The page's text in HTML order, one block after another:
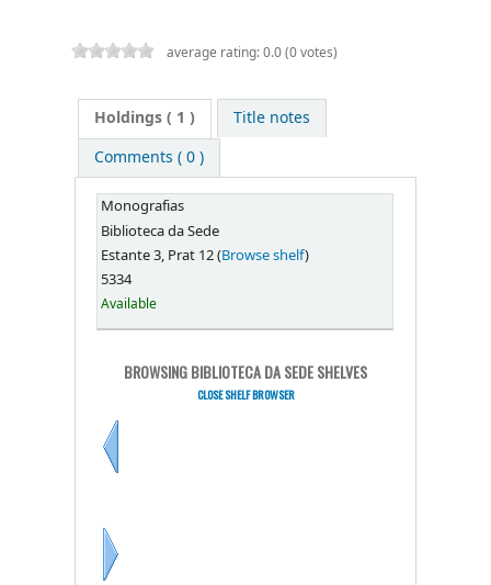
average rating: 0.0 (0 votes)
Holdings( 1 )
Title notes
Comments ( 0 )
Monografias
Biblioteca da Sede
Estante 3, Prat 12 (Browse shelf)
5334
Available
BROWSING BIBLIOTECA DA SEDE SHELVES
CLOSE SHELF BROWSER